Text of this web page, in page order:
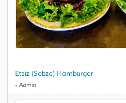
Etsiz (Sebze) Hamburger
- Admin